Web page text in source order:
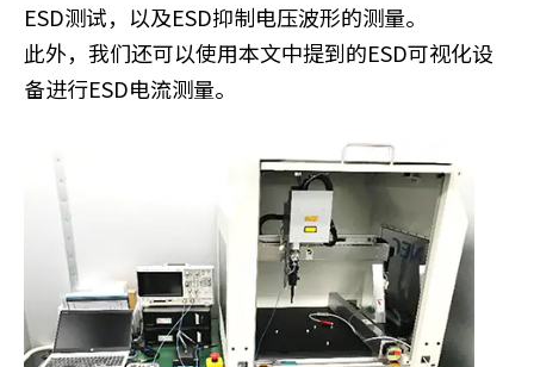
ESD测试，以及ESD抑制电压波形的测量。
此外，我们还可以使用本文中提到的ESD可视化设
备进行ESD电流测量。